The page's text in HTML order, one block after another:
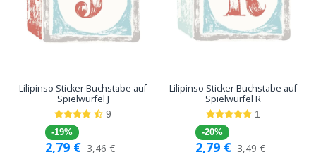
Lilipinso Sticker Buchstabe auf
Spielwürfel J
9
-19%
2,79 € 3,46€
Lilipinso Sticker Buchstabe auf
Spielwürfel R
1
-20%
2,79 € 3,49€